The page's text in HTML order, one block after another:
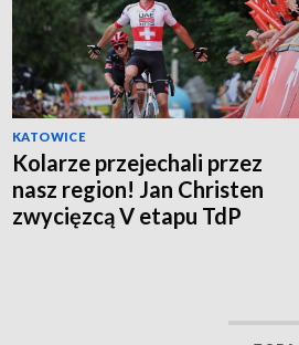
KATOWICE
Kolarze przejechali przez
nasz region! Jan Christen
zwycięzcą V etapu TdP